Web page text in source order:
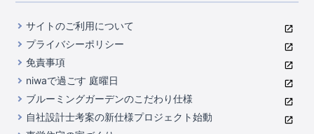
滋賀県
京都府
中国・四国
岡山県
広島県
九州・沖縄
コストパフォーマンスに自信
充実のアフターサポート
第三者評価によるお墨付き
家づくりのプロにも選ばれるブルーミングガーデン
住んでみるとじわじわ伝わる暮らしやすさへのこだわり
東栄INDEX（用語集）
サイトのご利用について
プライバシーポリシー
免責事項
niwaで過ごす 庭曜日
ブルーミングガーデンのこだわり仕様
自社設計士考案の新仕様プロジェクト始動